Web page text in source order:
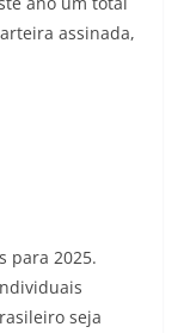
assinada,
para 2025.
seja